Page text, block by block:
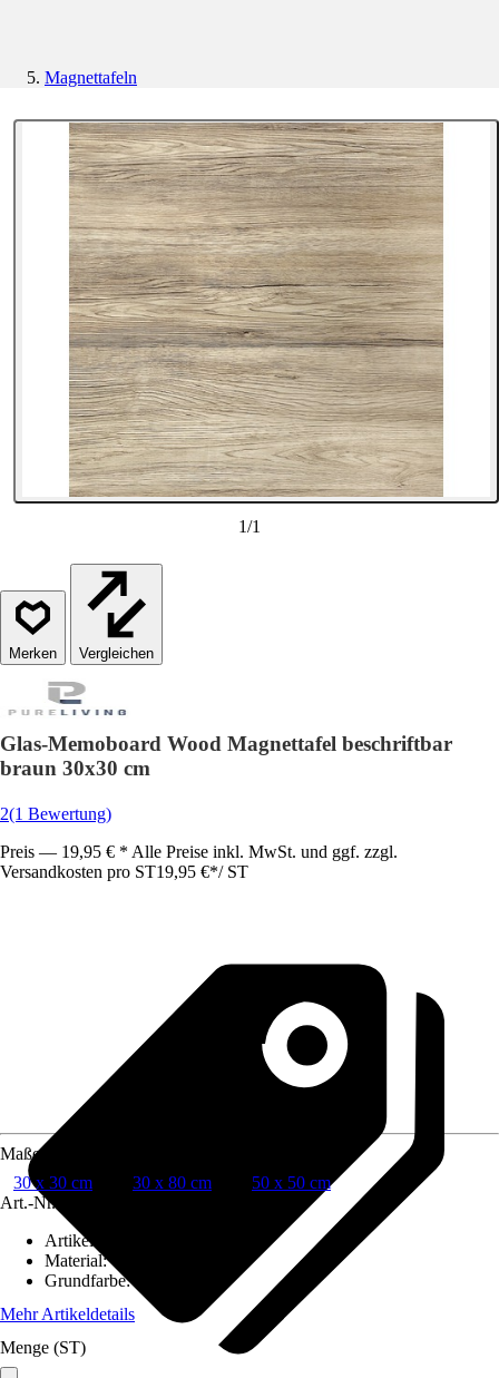
Magnettafeln
1/1
Vergleichen
Glas-Memoboard Wood Magnettafel beschriftbar
braun 30x30 cm
2(1 Bewertung)
Preis — 19,95 € * Alle Preise inkl. MwSt. und ggf. zzgl.
Versandkosten pro ST19,95 €*/ ST
Maße (BxH)
30 x 30 cm
30 x 80 cm
50 x 50 cm
Art.-Nr.
Artikeltyp
Material:Glas
Grundfarbe:
Mehr Artikeldetails
Menge (ST)